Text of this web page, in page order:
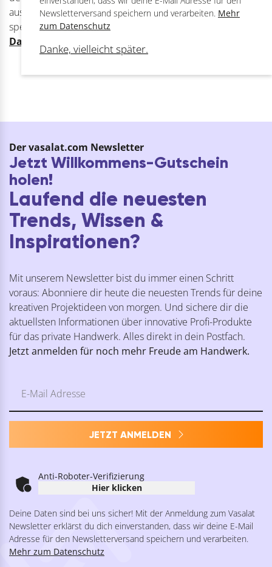
ausschließlich zur Bearbeitung deiner Anfrage sicher
speichern und verarbeiten dürfen.
Datenschutz
Newsletterversand speichern und verarbeiten. Mehr
zum Datenschutz
Danke, vielleicht später.
Der vasalat.com Newsletter
Jetzt Willkommens-Gutschein
holen!
Laufend die neuesten
Trends, Wissen &
Inspirationen?
Mit unserem Newsletter bist du immer einen Schritt
voraus: Abonniere dir heute die neuesten Trends für deine
kreativen Projektideen von morgen. Und sichere dir die
aktuellsten Informationen über innovative Profi-Produkte
für das private Handwerk. Alles direkt in dein Postfach.
Jetzt anmelden für noch mehr Freude am Handwerk.
JETZT ANMELDEN
Anti-Roboter-Verifizierung
Hier klicken
Deine Daten sind bei uns sicher! Mit der Anmeldung zum Vasalat
Newsletter erklärst du dich einverstanden, dass wir deine E-Mail
Adresse für den Newsletterversand speichern und verarbeiten.
Mehr zum Datenschutz